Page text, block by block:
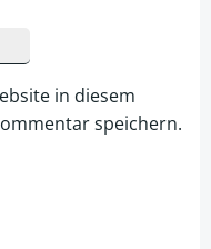
in diesem
speichern.